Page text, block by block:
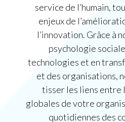
service de l’humain,
enjeux de
l’innovation. Grâce à
psychologie
technologies et en
et des organisations,
tisser les liens entre
globales de votre
quotidiennes des